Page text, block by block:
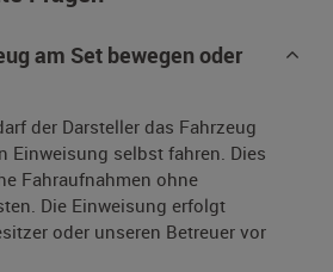
am Set bewegen oder
der Darsteller das Fahrzeug
Einweisung selbst fahren. Dies
Fahraufnahmen ohne
Die Einweisung erfolgt
oder unseren Betreuer vor